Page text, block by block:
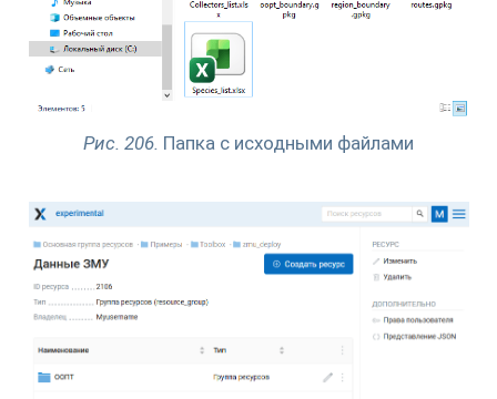
Рис. 206. Папка с исходными файлами